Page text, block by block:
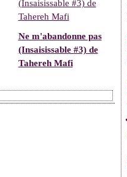
Ne m'abandonne pas
(Insaisissable #3) de
Tahereh Mafi